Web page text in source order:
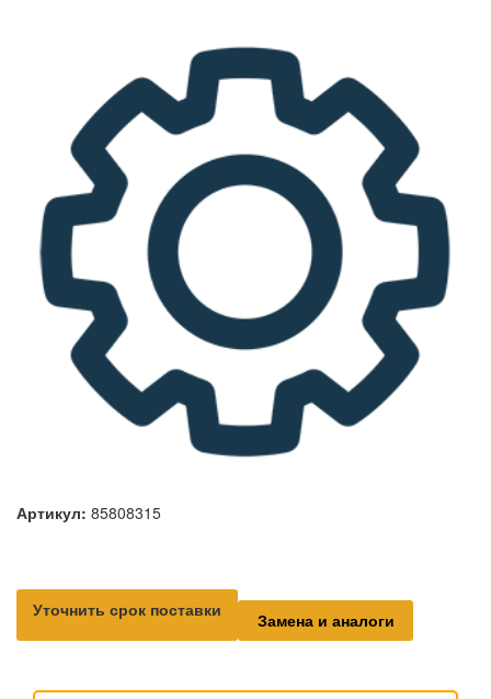
Артикул: 85808315
Уточнить срок поставки Замена и аналоги